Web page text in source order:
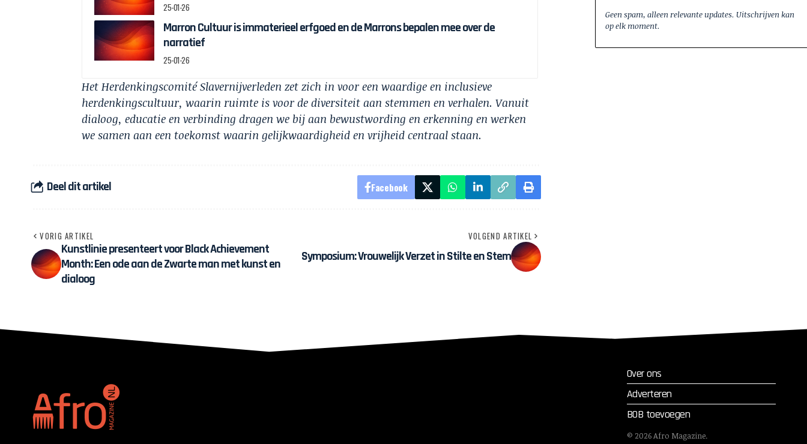
25-01-26
Marron Cultuur is immaterieel erfgoed en de Marrons bepalen mee over de
narratief
25-01-26
Het Herdenkingscomité Slavernijverleden zet zich in voor een waardige en inclusieve
herdenkingscultuur, waarin ruimte is voor de diversiteit aan stemmen en verhalen. Vanuit
dialoog, educatie en verbinding dragen we bij aan bewustwording en erkenning en werken
we samen aan een toekomst waarin gelijkwaardigheid en vrijheid centraal staan.
Deel dit artikel Facebook
VORIG ARTIKEL
Kunstlinie presenteert voor Black Achievement
Month: Een ode aan de Zwarte man met kunst en
dialoog
VOLGEND ARTIKEL
Symposium: Vrouwelijk Verzet in Stilte en Stem
Geen spam, alleen relevante updates. Uitschrijven kan
op elk moment.
Over ons
Adverteren
BOB toevoegen
© 2026Afro Magazine.